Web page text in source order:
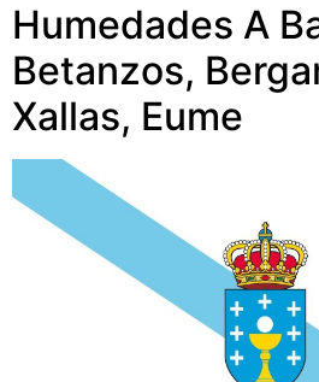
Humedades A
Betanzos,
Xallas, Eume